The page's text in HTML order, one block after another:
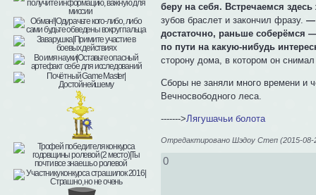
беру на себя. Встречаемся
зубов браслет и закончил фразу.—
достаточно, раньше соберёмся
по пути на какую-нибудь
сторону дома, в котором он снимал
Сборы не заняли много времени и
Вечносвободного леса.
------->Лягушачьи болота
Отредактировано Шэдоу Степ (2015-08-
0